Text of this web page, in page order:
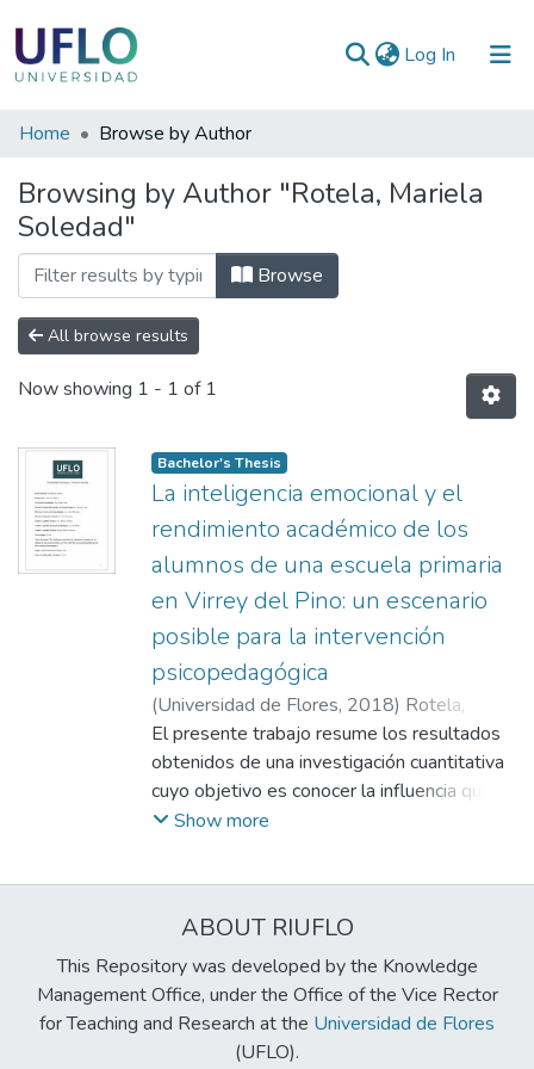
Log In (current)
Communities
Collections
All of RIUFLO
Home Browse by Author
Browsing by Author "Rotela, Mariela
Soledad"
Browse
All browse results
Now showing 1 - 1 of 1
Bachelor's Thesis
La inteligencia emocional y el
rendimiento académico de los
alumnos de una escuela primaria
en Virrey del Pino: un escenario
posible para la intervención
psicopedagógica
(Universidad de Flores, 2018) Rotela,
Mariela Soledad;Mathieu, Mónica;Müller,
Mariela
El presente trabajo resume los resultados
obtenidos de una investigación cuantitativa
cuyo objetivo es conocer la influencia que la
inteligencia emocional ejerce en el
cursan sexto grado en una escuela
localizada en Virrey del Pino, partido de La
Matanza. El instrumento seleccionado para
llevar a cabo la investigación ha sido el test
Trait- MetaMood Scale 24 elaborado por
Show more
ABOUT RIUFLO
This Repository was developed by the Knowledge
Management Office, under the Office of the Vice Rector
for Teaching and Research at the Universidad de Flores
(UFLO).